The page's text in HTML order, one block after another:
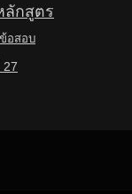
ลักสูตร
อสอบ